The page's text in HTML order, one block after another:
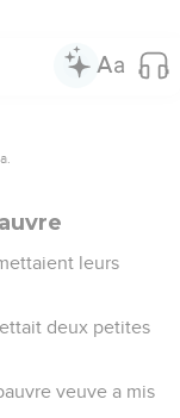
leurs
deux petites
veuve a mis